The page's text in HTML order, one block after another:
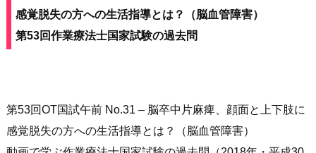
感覚脱失の方への生活指導とは？（脳血管障害）
第53回作業療法士国家試験の過去問
第53回OT国試午前 No.31 – 脳卒中片麻痺、顔面と上下肢に
感覚脱失の方への生活指導とは？（脳血管障害）